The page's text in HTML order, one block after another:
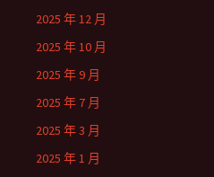
2025 年 12 月
2025 年 10 月
2025 年 9 月
2025 年 7 月
2025 年 3 月
2025 年 1 月